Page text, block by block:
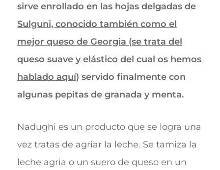
sirve enrollado en las hojas delgadas de
Sulguni, conocido también como el
mejor queso de Georgia (se trata del
queso suave y elástico del cual os hemos
hablado aquí) servido finalmente con
algunas pepitas de granada y menta.
Nadughi es un producto que se logra una
vez tratas de agriar la leche. Se tamiza la
leche agria o un suero de queso en un